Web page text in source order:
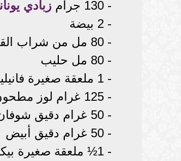
- 130 جرام
زبادي
- 2 بيضة
- 80 مل من شراب القيقب أو
- 80 مل حليب
- 1 ملعقة صغيرة فانيليا
- 125 غرام لوز مطحون
- 50 غرام دقيق شوفان
- 50 غرام دقيق أبيض
- 1½ ملعقة صغيرة بيكنج باودر